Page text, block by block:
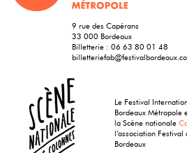
9 rue des Capérans
33 000 Bordeaux
Billetterie : 06 63 80 01 48
Le Festival
Bordeaux Métropole
la Scène nationale
l’association Festival
Bordeaux